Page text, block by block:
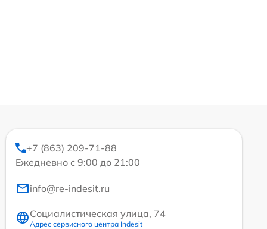
+7 (863) 209-71-88
Ежедневно с 9:00 до 21:00
info@re-indesit.ru
Социалистическая улица, 74
Адрес сервисного центра Indesit